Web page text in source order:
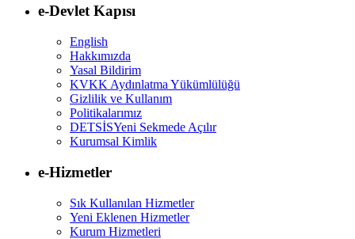
e-Devlet Kapısı
English
Hakkımızda
Yasal Bildirim
KVKK Aydınlatma Yükümlülüğü
Gizlilik ve Kullanım
Politikalarımız
DETSİSYeni Sekmede Açılır
Kurumsal Kimlik
e-Hizmetler
Sık Kullanılan Hizmetler
Yeni Eklenen Hizmetler
Kurum Hizmetleri